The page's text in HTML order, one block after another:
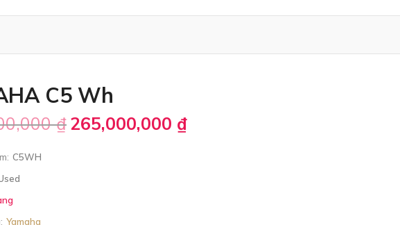
C5 Wh
₫265,000,000 ₫
C5WH
Yamaha